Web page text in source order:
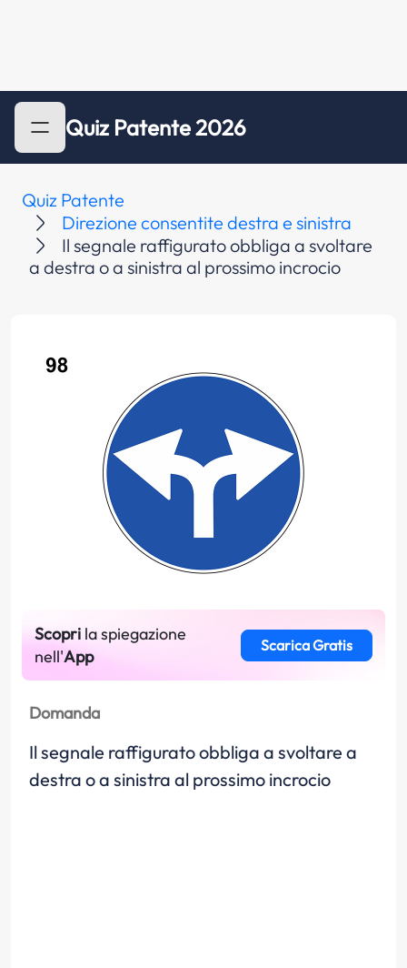
Quiz Patente 2026
Quiz Patente
Direzione consentite destra e sinistra
Il segnale raffigurato obbliga a svoltare
a destra o a sinistra al prossimo incrocio
Scopri la spiegazione
nell'App
Scarica Gratis
Domanda
Il segnale raffigurato obbliga a svoltare a
destra o a sinistra al prossimo incrocio